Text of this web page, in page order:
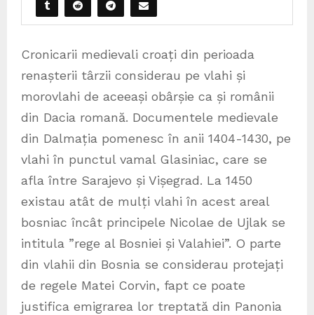
Cronicarii medievali croați din perioada
renașterii târzii considerau pe vlahi și
morovlahi de aceeași obârșie ca și românii
din Dacia romană. Documentele medievale
din Dalmația pomenesc în anii 1404-1430, pe
vlahi în punctul vamal Glasiniac, care se
afla între Sarajevo și Vișegrad. La 1450
existau atât de mulți vlahi în acest areal
bosniac încât principele Nicolae de Ujlak se
intitula ”rege al Bosniei și Valahiei”. O parte
din vlahii din Bosnia se considerau protejați
de regele Matei Corvin, fapt ce poate
justifica emigrarea lor treptată din Panonia